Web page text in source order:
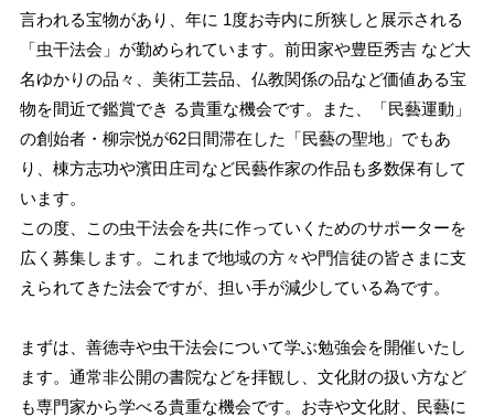
言われる宝物があり、年に 1度お寺内に所狭しと展示される
「虫干法会」が勤められています。前田家や豊臣秀吉 など大
名ゆかりの品々、美術工芸品、仏教関係の品など価値ある宝
物を間近で鑑賞でき る貴重な機会です。また、「民藝運動」
の創始者・柳宗悦が62日間滞在した「民藝の聖地」でもあ
り、棟方志功や濱田庄司など民藝作家の作品も多数保有して
います。
この度、この虫干法会を共に作っていくためのサポーターを
広く募集します。これまで地域の方々や門信徒の皆さまに支
えられてきた法会ですが、担い手が減少している為です。
まずは、善徳寺や虫干法会について学ぶ勉強会を開催いたし
ます。通常非公開の書院などを拝観し、文化財の扱い方など
も専門家から学べる貴重な機会です。お寺や文化財、民藝に